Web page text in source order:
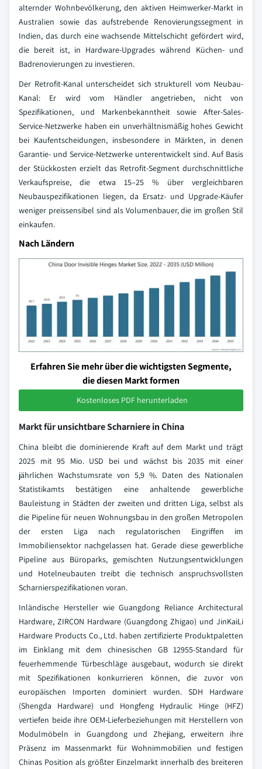
alternder Wohnbevölkerung, den aktiven Heimwerker-Markt in
Australien sowie das aufstrebende Renovierungssegment in
Indien, das durch eine wachsende Mittelschicht gefördert wird,
die bereit ist, in Hardware-Upgrades während Küchen- und
Badrenovierungen zu investieren.
Der Retrofit-Kanal unterscheidet sich strukturell vom Neubau-
Kanal: Er wird vom Händler angetrieben, nicht von
Spezifikationen, und Markenbekanntheit sowie After-Sales-
Service-Netzwerke haben ein unverhältnismäßig hohes Gewicht
bei Kaufentscheidungen, insbesondere in Märkten, in denen
Garantie- und Service-Netzwerke unterentwickelt sind. Auf Basis
der Stückkosten erzielt das Retrofit-Segment durchschnittliche
Verkaufspreise, die etwa 15–25 % über vergleichbaren
Neubauspezifikationen liegen, da Ersatz- und Upgrade-Käufer
weniger preissensibel sind als Volumenbauer, die im großen Stil
einkaufen.
Nach Ländern
Erfahren Sie mehr über die wichtigsten Segmente,
die diesen Markt formen
Kostenloses PDF herunterladen
Markt für unsichtbare Scharniere in China
China bleibt die dominierende Kraft auf dem Markt und trägt
2025 mit 95 Mio. USD bei und wächst bis 2035 mit einer
jährlichen Wachstumsrate von 5,9 %. Daten des Nationalen
Statistikamts bestätigen eine anhaltende gewerbliche
Bauleistung in Städten der zweiten und dritten Liga, selbst als
die Pipeline für neuen Wohnungsbau in den großen Metropolen
der ersten Liga nach regulatorischen Eingriffen im
Immobiliensektor nachgelassen hat. Gerade diese gewerbliche
Pipeline aus Büroparks, gemischten Nutzungsentwicklungen
und Hotelneubauten treibt die technisch anspruchsvollsten
Scharnierspezifikationen voran.
Inländische Hersteller wie Guangdong Reliance Architectural
Hardware, ZIRCON Hardware (Guangdong Zhigao) und JinKaiLi
Hardware Products Co., Ltd. haben zertifizierte Produktpaletten
im Einklang mit dem chinesischen GB 12955-Standard für
feuerhemmende Türbeschläge ausgebaut, wodurch sie direkt
mit Spezifikationen konkurrieren können, die zuvor von
europäischen Importen dominiert wurden. SDH Hardware
(Shengda Hardware) und Hongfeng Hydraulic Hinge (HFZ)
vertiefen beide ihre OEM-Lieferbeziehungen mit Herstellern von
Modulmöbeln in Guangdong und Zhejiang, erweitern ihre
Präsenz im Massenmarkt für Wohnimmobilien und festigen
Chinas Position als größter Einzelmarkt innerhalb des breiteren